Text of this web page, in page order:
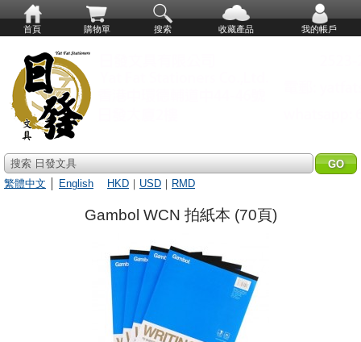
首頁 購物單 搜索 收藏產品 我的帳戶
搜索 日發文具
繁體中文
English HKD ｜ USD ｜ RMD
Gambol WCN 拍紙本 (70頁)